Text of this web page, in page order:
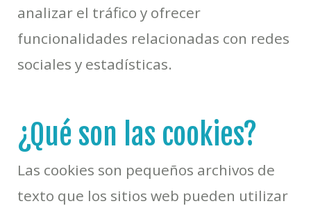
analizar el tráfico y ofrecer
funcionalidades relacionadas con redes
sociales y estadísticas.
¿Qué son las cookies?
Las cookies son pequeños archivos de
texto que los sitios web pueden utilizar